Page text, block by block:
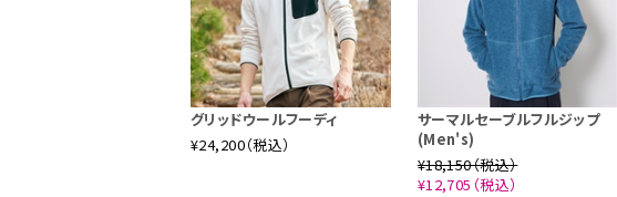
グリッドウールフーディ
¥24,200（税込）
サーマルセーブルフルジップ
(Men's)
¥18,150（税込）
¥12,705（税込）